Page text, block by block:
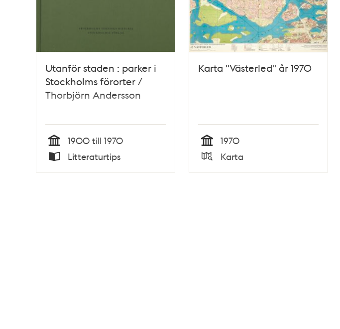
Utanför staden : parker i
Stockholms förorter /
Thorbjörn Andersson
Tid
1900 till 1970
Typ
Litteraturtips
Karta "Västerled" år 1970
Tid
1970
Typ
Karta